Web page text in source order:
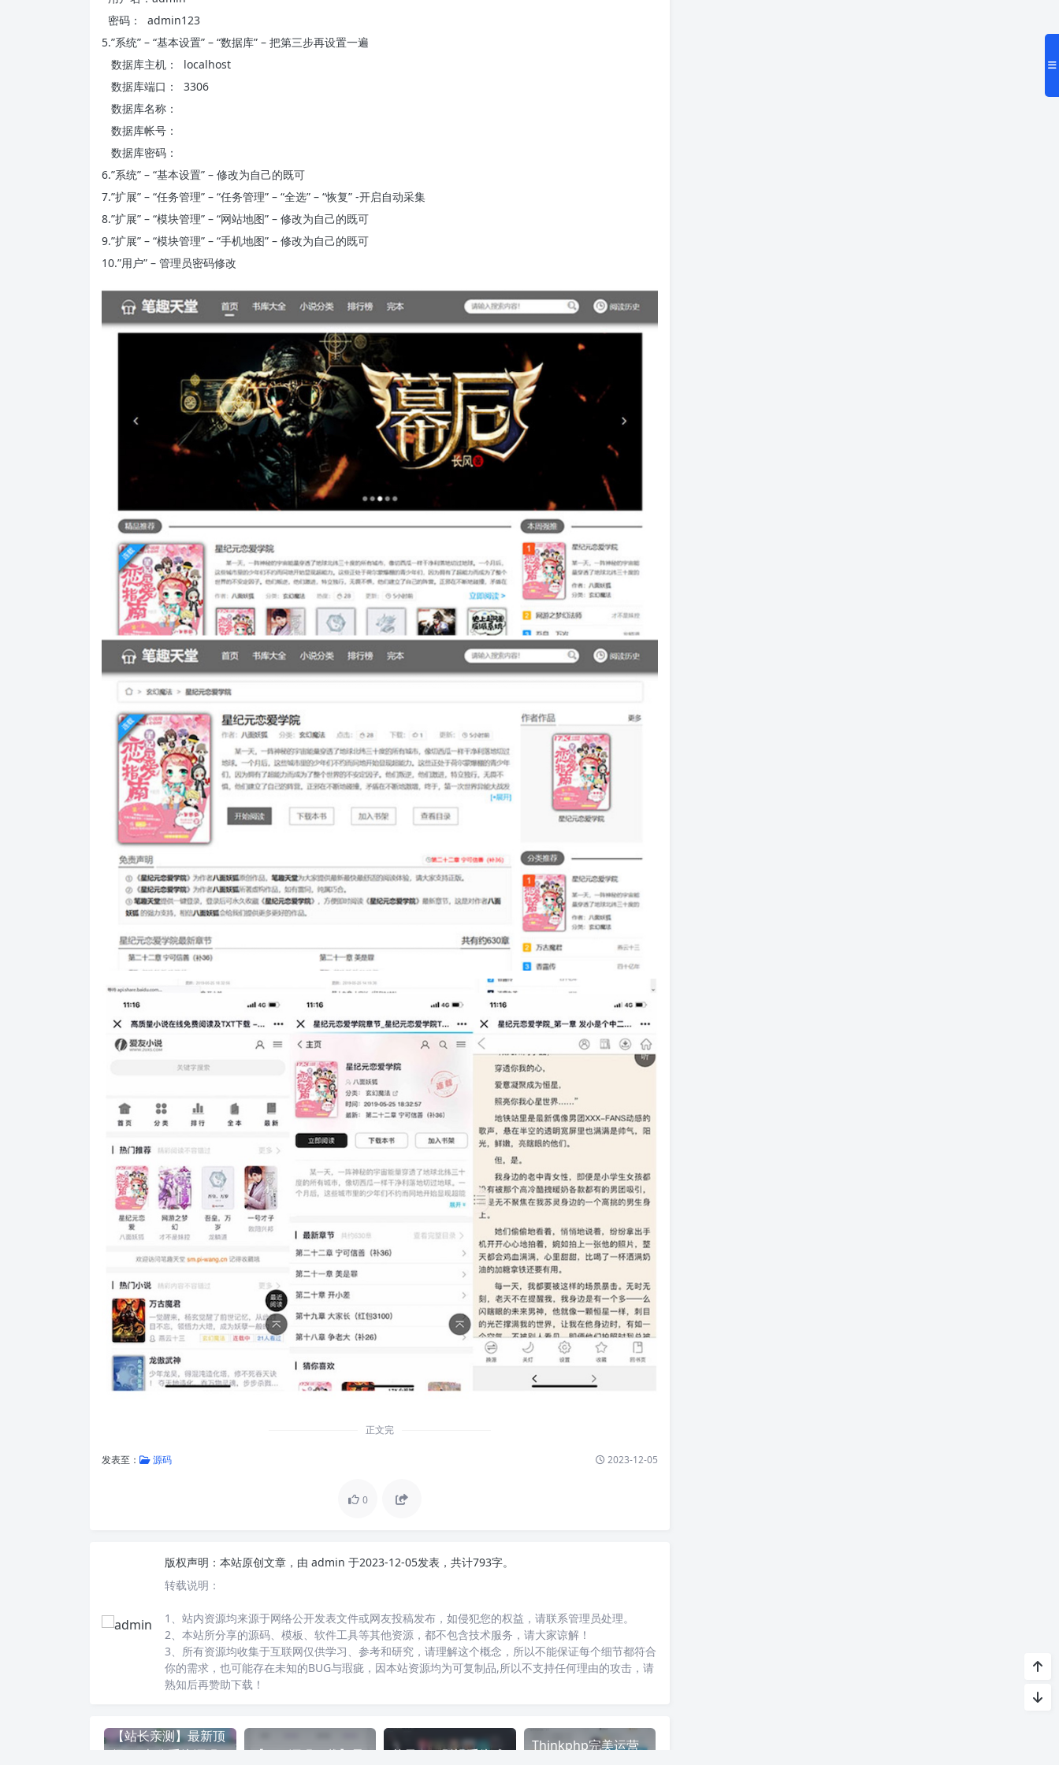
密码： admin123
5.”系统” – “基本设置” – “数据库” – 把第三步再设置一遍
数据库主机： localhost
数据库端口： 3306
数据库名称：
数据库帐号：
数据库密码：
6.”系统” – “基本设置” – 修改为自己的既可
7.”扩展” – “任务管理” – “任务管理” – “全选” – “恢复” -开启自动采集
8.”扩展” – “模块管理” – “网站地图” – 修改为自己的既可
9.”扩展” – “模块管理” – “手机地图” – 修改为自己的既可
10.”用户” – 管理员密码修改
正文完
发表至： 源码 2023-12-05
0
版权声明： 本站原创文章，由 admin 于2023-12-05发表，共计793字。
转载说明：
1、站内资源均来源于网络公开发表文件或网友投稿发布，如侵犯您的权益，请联系管理员处理。
2、本站所分享的源码、模板、软件工具等其他资源，都不包含技术服务，请大家谅解！
3、所有资源均收集于互联网仅供学习、参考和研究，请理解这个概念，所以不能保证每个细节都符合
你的需求，也可能存在未知的BUG与瑕疵，因本站资源均为可复制品,所以不支持任何理由的攻击，请
熟知后再赞助下载！
【站长亲测】最新顶
级OA办公系统源码
【php源码下载】最 苹果cms影视系统成
Thinkphp完美运营